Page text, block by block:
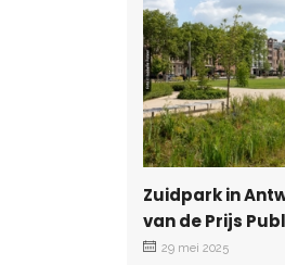
Zuidpark in
van de Prijs
29 mei 2025